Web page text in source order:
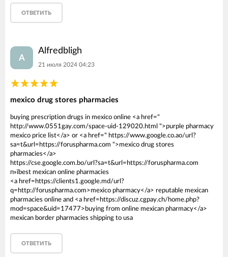
ОТВЕТИТЬ
A
Alfredbligh
21 июля 2024 04:23
mexico drug stores pharmacies
buying prescription drugs in mexico online <a href="
http://www.0551gay.com/space-uid-129020.html ">purple pharmacy
mexico price list</a> or <a href=" https://www.google.co.ao/url?
sa=t&url=https://foruspharma.com ">mexico drug stores
pharmacies</a>
https://cse.google.com.bo/url?sa=t&url=https://foruspharma.com
п»їbest mexican online pharmacies
<a href=https://clients1.google.md/url?
q=http://foruspharma.com>mexico pharmacy</a> reputable mexican
pharmacies online and <a href=https://discuz.cgpay.ch/home.php?
mod=space&uid=17477>buying from online mexican pharmacy</a>
mexican border pharmacies shipping to usa
ОТВЕТИТЬ